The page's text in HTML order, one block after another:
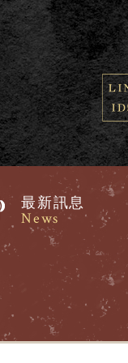
最新訊息
News